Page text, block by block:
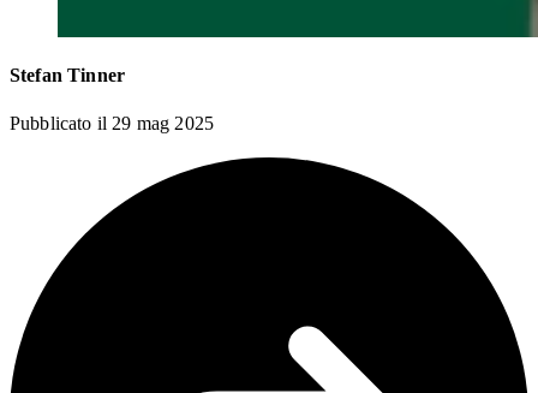
Stefan Tinner
Pubblicato il 29 mag 2025